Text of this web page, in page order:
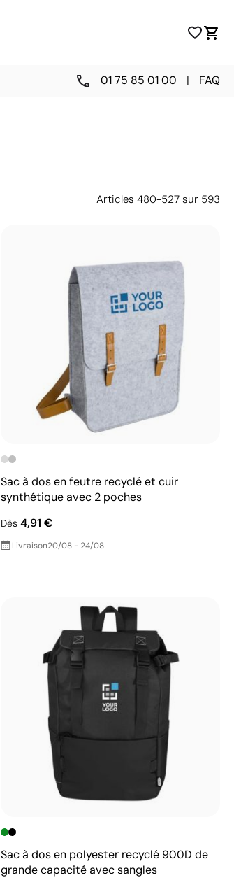
01 75 85 01 00 | FAQ
Articles 480-527 sur 593
Sac à dos en feutre recyclé et cuir
synthétique avec 2 poches
Dès 4,91 €
Livraison20/08 - 24/08
Sac à dos en polyester recyclé 900D de
grande capacité avec sangles